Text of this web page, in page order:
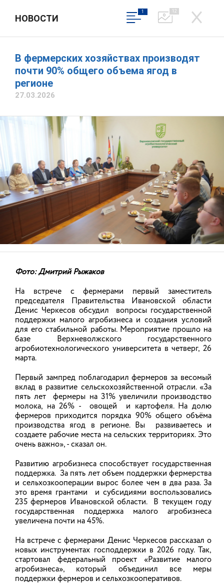
ДЕПАРТАМЕНТ СЕЛЬСКОГО
ИВАНОВСКОЙ ОБЛАСТИ
Официальный сайт
Общественная приемная
В Ивановской области по итогам
конкурсного отбора 14 фермеров
получили господдержку на развитие
сельхозпроизводства
05.08.2026 подробнее
НОВОСТИ
АНОНСЫ
На фестивале «Уводь-фест» будет
работать ярмарка фермерских
продуктов
этом году посвящен 155-летию Иванова,
состоится в субботу, 8 августа. В рамках
фестиваля активности запланированы на 25
ивановских площадках.
07.08.2026
Бубнов Сергей Александрович
Написать обращение
1из1 Скачать фото
Член Правительства Ивановской области — директор
Департамента сельского хозяйства и продовольствия
Ивановской области Телефон: (4932) 32-71-28
НОВОСТИ
1 12
В фермерских хозяйствах производят
почти 90% общего объема ягод в
регионе
27.03.2026
Фото: Дмитрий Рыжаков
На встрече с фермерами первый заместитель
председателя Правительства Ивановской области
Денис Черкесов обсудил вопросы государственной
поддержки малого агробизнеса и создания условий
для его стабильной работы. Мероприятие прошло на
базе Верхневолжского государственного
агробиотехнологического университета в четверг, 26
марта.
Первый зампред поблагодарил фермеров за весомый
вклад в развитие сельскохозяйственной отрасли. «За
пять лет фермеры на 31% увеличили производство
молока, на 26% - овощей и картофеля. На долю
фермеров приходится порядка 90% общего объёма
производства ягод в регионе. Вы развиваетесь и
создаете рабочие места на сельских территориях. Это
очень важно», - сказал он.
Развитию агробизнеса способствует государственная
поддержка. За пять лет объем поддержки фермерства
и сельхозкооперации вырос более чем в два раза. За
это время грантами и субсидиями воспользовались
235 фермеров Ивановской области. В текущем году
государственная поддержка малого агробизнеса
увеличена почти на 45%.
На встрече с фермерами Денис Черкесов рассказал о
новых инструментах господдержки в 2026 году. Так,
стартовал федеральный проект «Развитие малого
агробизнеса», который объединил все меры
поддержки фермеров и сельхозкооперативов.